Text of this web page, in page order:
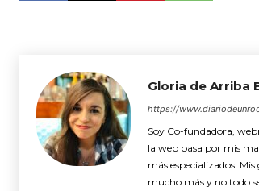
Gloria de Arriba
https://
Soy Co-fundadora,
la web pasa por mis
más especializados.
mucho más y no todo